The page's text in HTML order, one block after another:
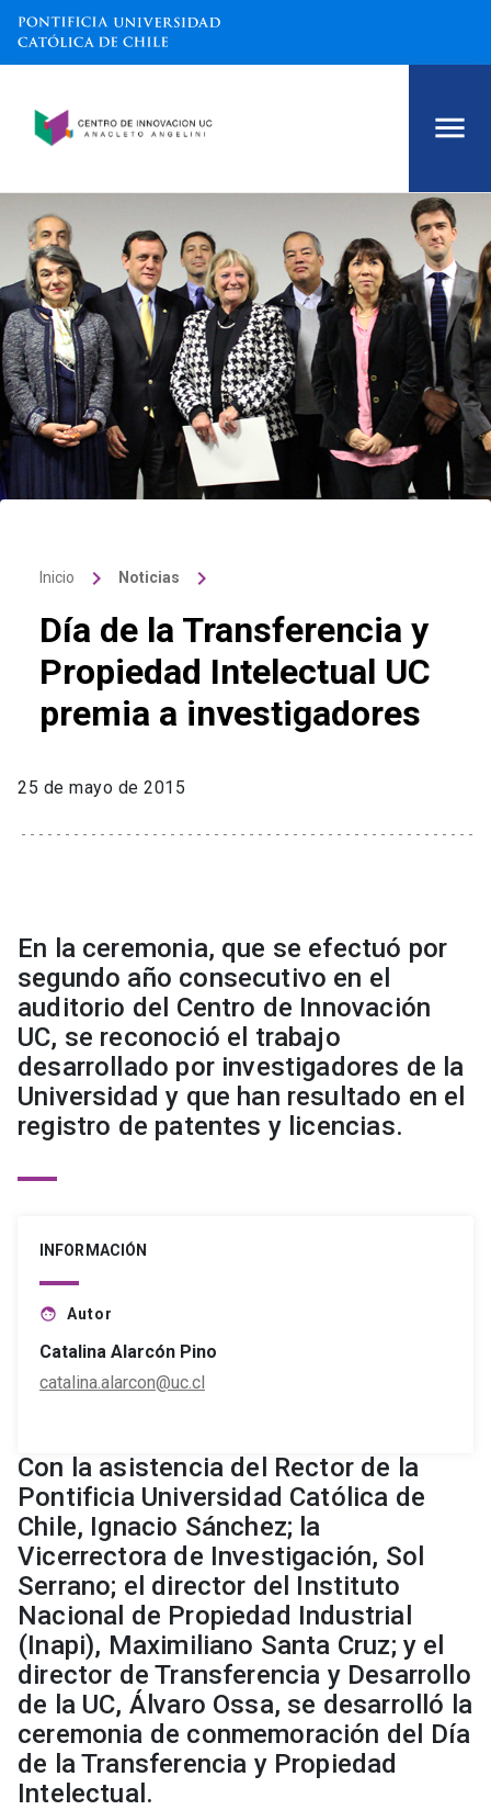
Inicio keyboard_arrow_right Noticias keyboard_arrow_right
Día de la Transferencia y
Propiedad Intelectual UC
premia a investigadores
25 de mayo de 2015
En la ceremonia, que se efectuó por
segundo año consecutivo en el
auditorio del Centro de Innovación
UC, se reconoció el trabajo
desarrollado por investigadores de la
Universidad y que han resultado en el
registro de patentes y licencias.
INFORMACIÓN
face Autor
Catalina Alarcón Pino
catalina.alarcon@uc.cl
Con la asistencia del Rector de la
Pontificia Universidad Católica de
Chile, Ignacio Sánchez; la
Vicerrectora de Investigación, Sol
Serrano; el director del Instituto
Nacional de Propiedad Industrial
(Inapi), Maximiliano Santa Cruz; y el
director de Transferencia y Desarrollo
de la UC, Álvaro Ossa, se desarrolló la
ceremonia de conmemoración del Día
de la Transferencia y Propiedad
Intelectual.